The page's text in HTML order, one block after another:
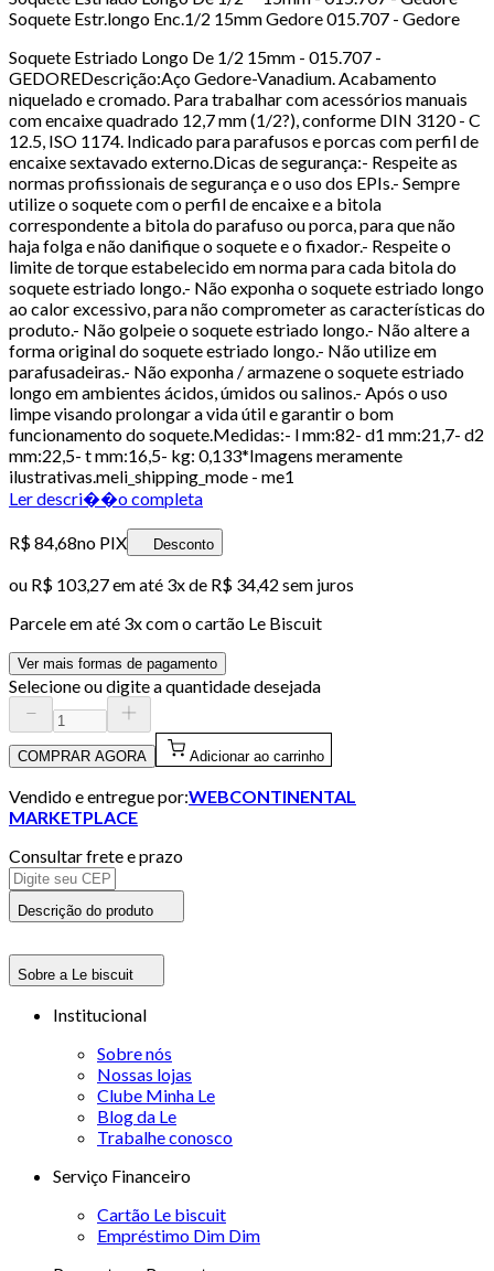
Soquete Estr.longo Enc.1/2 15mm Gedore 015.707 - Gedore
Soquete Estriado Longo De 1/2 15mm - 015.707 -
GEDOREDescrição:Aço Gedore-Vanadium. Acabamento
niquelado e cromado. Para trabalhar com acessórios manuais
com encaixe quadrado 12,7 mm (1/2?), conforme DIN 3120 - C
12.5, ISO 1174. Indicado para parafusos e porcas com perfil de
encaixe sextavado externo.Dicas de segurança:- Respeite as
normas profissionais de segurança e o uso dos EPIs.- Sempre
utilize o soquete com o perfil de encaixe e a bitola
correspondente a bitola do parafuso ou porca, para que não
haja folga e não danifique o soquete e o fixador.- Respeite o
limite de torque estabelecido em norma para cada bitola do
soquete estriado longo.- Não exponha o soquete estriado longo
ao calor excessivo, para não comprometer as características do
produto.- Não golpeie o soquete estriado longo.- Não altere a
forma original do soquete estriado longo.- Não utilize em
parafusadeiras.- Não exponha / armazene o soquete estriado
longo em ambientes ácidos, úmidos ou salinos.- Após o uso
limpe visando prolongar a vida útil e garantir o bom
funcionamento do soquete.Medidas:- l mm:82- d1 mm:21,7- d2
mm:22,5- t mm:16,5- kg: 0,133*Imagens meramente
ilustrativas.meli_shipping_mode - me1
Ler descri��o completa
R$ 84,68no PIX Desconto
ou R$ 103,27em até 3x de R$ 34,42 sem juros
Parcele em até 3x com o cartão Le Biscuit
Ver mais formas de pagamento
Selecione ou digite a quantidade desejada
COMPRAR AGORA Adicionar ao carrinho
Vendido e entregue por:WEBCONTINENTAL
MARKETPLACE
Consultar frete e prazo
Descrição do produto
Sobre a Le biscuit
Institucional
Sobre nós
Nossas lojas
Clube Minha Le
Blog da Le
Trabalhe conosco
Serviço Financeiro
Cartão Le biscuit
Empréstimo Dim Dim